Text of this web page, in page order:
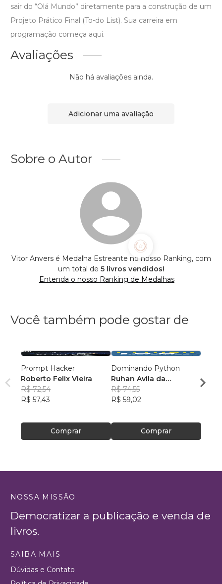
sair do “Olá Mundo” diretamente para a construção de um
Projeto Prático Final (To-do List). Sua carreira em
programação começa aqui.
Avaliações
Não há avaliações ainda.
Adicionar uma avaliação
Sobre o Autor
Vitor Anvers é Medalha Estreante no nosso Ranking, com
um total de 5 livros vendidos!
Entenda o nosso Ranking de Medalhas
Você também pode gostar de
Prompt Hacker
Roberto Felix Vieira
R$ 72,54
R$ 57,43
Comprar
Dominando Python
Ruhan Avila da
Conceição
R$ 74,55
R$ 59,02
Comprar
R$
NOSSA MISSÃO
Democratizar a publicação e venda de
livros.
SAIBA MAIS
Dúvidas e Contato